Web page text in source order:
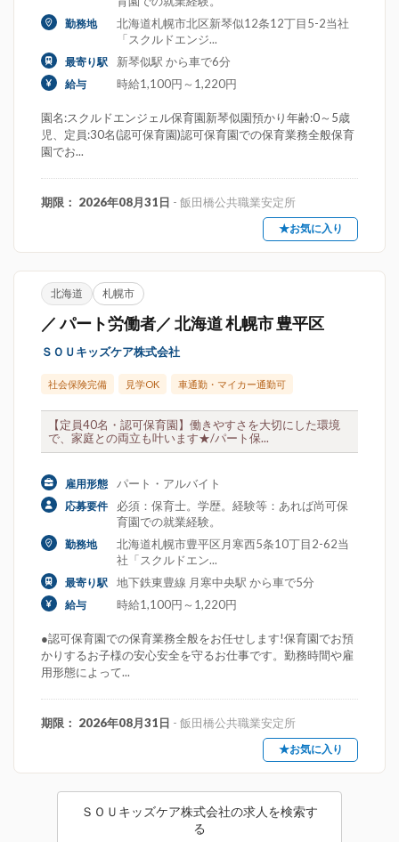
勤務地
北海道札幌市北区新琴似12条12丁目5-2当社
「スクルドエンジ...
最寄り駅 新琴似駅 から車で6分
給与 時給1,100円～1,220円
園名:スクルドエンジェル保育園新琴似園預かり年齢:0～5歳
児、定員:30名(認可保育園)認可保育園での保育業務全般保育
園でお...
期限： 2026年08月31日 - 飯田橋公共職業安定所
★お気に入り
北海道 札幌市
／ パート労働者／ 北海道 札幌市 豊平区
ＳＯＵキッズケア株式会社
社会保険完備 見学OK 車通勤・マイカー通勤可
【定員40名・認可保育園】働きやすさを大切にした環境
で、家庭との両立も叶います★/パート保...
雇用形態 パート・アルバイト
応募要件
必須：保育士。学歴。経験等：あれば尚可保
育園での就業経験。
勤務地
北海道札幌市豊平区月寒西5条10丁目2-62当
社「スクルドエン...
最寄り駅 地下鉄東豊線 月寒中央駅 から車で5分
給与 時給1,100円～1,220円
●認可保育園での保育業務全般をお任せします!保育園でお預
かりするお子様の安心安全を守るお仕事です。勤務時間や雇
用形態によって...
期限： 2026年08月31日 - 飯田橋公共職業安定所
★お気に入り
ＳＯＵキッズケア株式会社の求人を検索す
る